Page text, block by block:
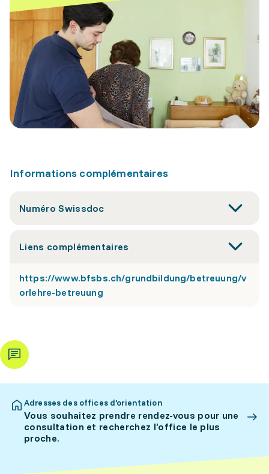
Informations complémentaires
Numéro Swissdoc
Liens complémentaires
https://www.bfsbs.ch/grundbildung/betreuung/v
orlehre-betreuung
Adresses des offices d’orientation
Vous souhaitez prendre rendez-vous pour une
consultation et recherchez l’office le plus
proche.